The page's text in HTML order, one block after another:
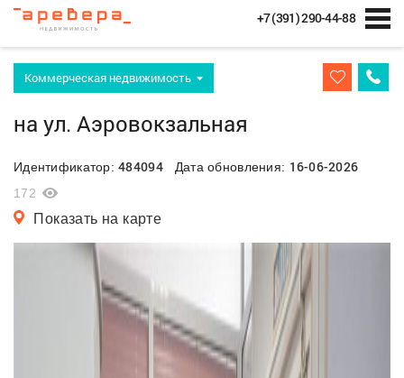
+7 (391) 290-44-88
Коммерческая недвижимость
на ул. Аэровокзальная
Идентификатор:484094Дата обновления: 16-06-2026
172
Показать на карте